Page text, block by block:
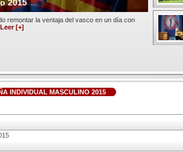
2015
remontar la ventaja del vasco en un día con
Leer [+]
INDIVIDUAL MASCULINO 2015